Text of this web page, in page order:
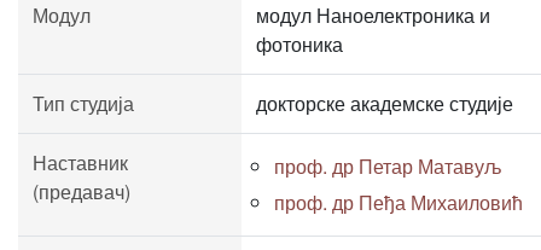
Модул
модул Наноелектроника и
фотоника
Тип студија докторске академске студије
Наставник
(предавач)
проф. др Петар Матавуљ
проф. др Пеђа Михаиловић